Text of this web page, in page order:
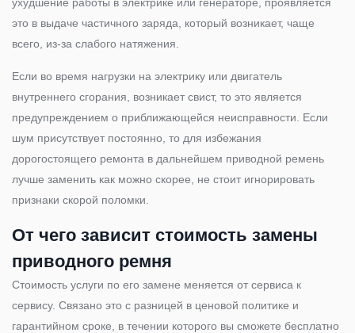
это в выдаче частичного заряда, который возникает, чаще
всего, из-за слабого натяжения.
Если во время нагрузки на электрику или двигатель
внутреннего сгорания, возникает свист, то это является
предупреждением о приближающейся неисправности. Если
шум присутствует постоянно, то для избежания
дорогостоящего ремонта в дальнейшем приводной ремень
лучше заменить как можно скорее, не стоит игнорировать
признаки скорой поломки.
От чего зависит стоимость замены
приводного ремня
Стоимость услуги по его замене меняется от сервиса к
сервису. Связано это с разницей в ценовой политике и
гарантийном сроке, в течении которого вы сможете бесплатно